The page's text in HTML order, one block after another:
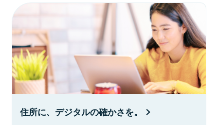
住所に、デジタルの確かさを。